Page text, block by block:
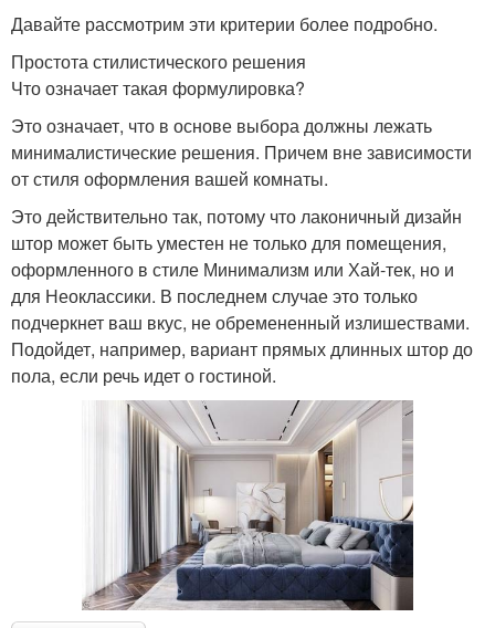
Давайте рассмотрим эти критерии более подробно.
Простота стилистического решения
Что означает такая формулировка?
Это означает, что в основе выбора должны лежать
минималистические решения. Причем вне зависимости
от стиля оформления вашей комнаты.
Это действительно так, потому что лаконичный дизайн
штор может быть уместен не только для помещения,
оформленного в стиле Минимализм или Хай-тек, но и
для Неоклассики. В последнем случае это только
подчеркнет ваш вкус, не обремененный излишествами.
Подойдет, например, вариант прямых длинных штор до
пола, если речь идет о гостиной.